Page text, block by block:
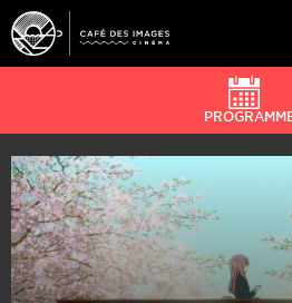
À
CAFÉ DU
ÉDUCATION